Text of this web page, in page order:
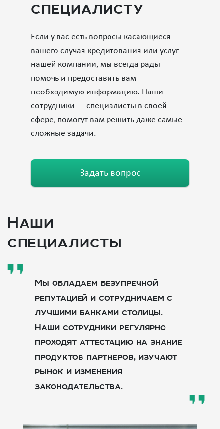
специалисту
Если у вас есть вопросы касающиеся
вашего случая кредитования или услуг
нашей компании, мы всегда рады
помочь и предоставить вам
необходимую информацию. Наши
сотрудники — специалисты в своей
сфере, помогут вам решить даже самые
сложные задачи.
Задать вопрос
Наши
специалисты
Мы обладаем безупречной
репутацией и сотрудничаем с
лучшими банками столицы.
Наши сотрудники регулярно
проходят аттестацию на знание
продуктов партнеров, изучают
рынок и изменения
законодательства.